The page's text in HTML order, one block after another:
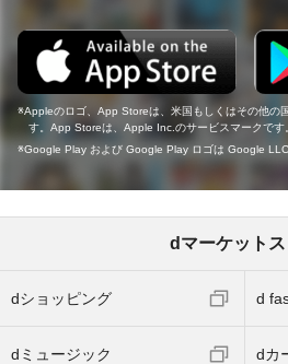
Appleのロゴ、App Storeは、米国もしくはその他の
す。App Storeは、Apple Inc.のサービスマークです
Google Play および Google Play ロゴは Google LLC
dマーケット
dショッピング d
dミュージック dカ